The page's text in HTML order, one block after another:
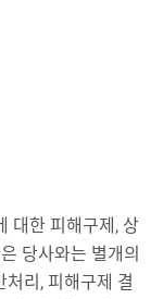
대한 피해구제, 상
당사와는 별개의
리, 피해구제 결